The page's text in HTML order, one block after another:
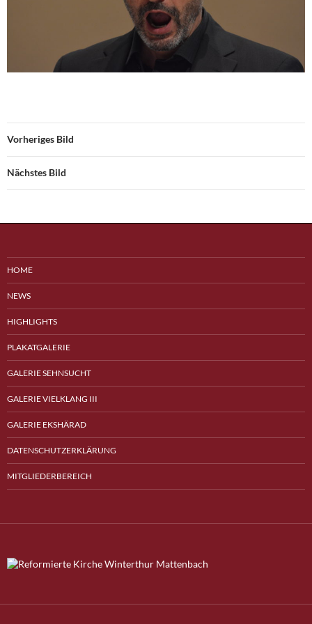
Vorheriges Bild
Nächstes Bild
HOME
NEWS
HIGHLIGHTS
PLAKATGALERIE
GALERIE SEHNSUCHT
GALERIE VIELKLANG III
GALERIE EKSHÄRAD
DATENSCHUTZERKLÄRUNG
MITGLIEDERBEREICH